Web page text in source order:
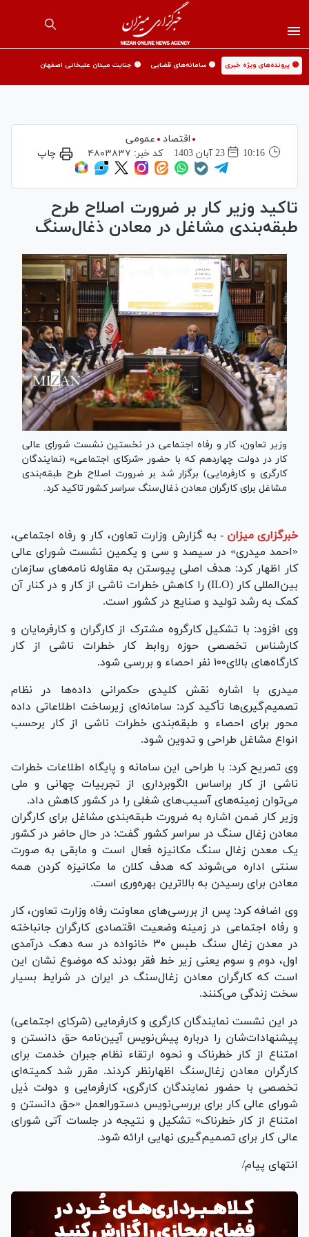
🟡 پرونده‌های ویژه خبری 🟡 سامانه‌های قضایی 🟡 جنایت میدان علیخانی اصفهان
اقتصاد
عمومی
10:16
23 آبان 1403 کد خبر: ۴۸۰۳۸۳۷ چاپ
تاکید وزیر کار بر ضرورت اصلاح طرح
طبقه‌بندی مشاغل در معادن ذغال‌سنگ
وزیر تعاون، کار و رفاه اجتماعی در نخستین نشست شورای عالی
کار در دولت چهاردهم که با حضور «شرکای اجتماعی» (نمایندگان
کارگری و کارفرمایی) برگزار شد بر ضرورت اصلاح طرح طبقه‌بندی
مشاغل برای کارگران معادن ذغال‌سنگ سراسر کشور تاکید کرد.
خبرگزاری میزان - به گزارش وزارت تعاون، کار و رفاه اجتماعی،
«احمد میدری» در سیصد و سی و یکمین نشست شورای عالی
کار اظهار کرد: هدف اصلی پیوستن به مقاوله نامه‌های سازمان
بین‌المللی کار (ILO) را کاهش خطرات ناشی از کار و در کنار آن
کمک به رشد تولید و صنایع در کشور است.
وی افزود: با تشکیل کارگروه مشترک از کارگران و کارفرمایان و
کارشناس تخصصی حوزه روابط کار خطرات ناشی از کار
کارگاه‌های بالای۱۰۰ نفر احصاء و بررسی شود.
میدری با اشاره نقش کلیدی حکمرانی داده‌ها در نظام
تصمیم‌گیری‌ها تأکید کرد: سامانه‌ای زیرساخت اطلاعاتی داده
محور برای احصاء و طبقه‌بندی خطرات ناشی از کار برحسب
انواع مشاغل طراحی و تدوین شود.
وی تصریح کرد: با طراحی این سامانه و پایگاه اطلاعات خطرات
ناشی از کار براساس الگوبرداری از تجربیات چهانی و ملی
می‌توان زمینه‌های آسیب‌های شغلی را در کشور کاهش داد.
وزیر کار ضمن اشاره به ضرورت طبقه‌بندی مشاغل برای کارگران
معادن زغال سنگ در سراسر کشور گفت: در حال حاضر در کشور
یک معدن زغال سنگ مکانیزه فعال است و مابقی به صورت
سنتی اداره می‌شوند که هدف کلان ما مکانیزه کردن همه
معادن برای رسیدن به بالاترین بهره‌وری است.
وی اضافه کرد: پس از بررسی‌های معاونت رفاه وزارت تعاون، کار
و رفاه اجتماعی در زمینه وضعیت اقتصادی کارگران جانباخته
در معدن زغال سنگ طبس ۳۰ خانواده در سه دهک درآمدی
اول، دوم و سوم یعنی زیر خط فقر بودند که موضوع نشان این
است که کارگران معادن زغال‌سنگ در ایران در شرایط بسیار
سخت زندگی می‌کنند.
در این نشست نمایندگان کارگری و کارفرمایی (شرکای اجتماعی)
پیشنهادات‌شان را درباره پیش‌نویس آیین‌نامه حق دانستن و
امتناع از کار خطرناک و نحوه ارتقاء نظام جبران خدمت برای
کارگران معادن زغال‌سنگ اظهار‌نظر کردند. مقرر شد کمیته‌ای
تخصصی با حضور نمایندگان کارگری، کارفرمایی و دولت ذیل
شورای عالی کار برای بررسی‌نویس دستورالعمل «حق دانستن و
امتناع از کار خطرناک» تشکیل و نتیجه در جلسات آتی شورای
عالی کار برای تصمیم‌گیری نهایی ارائه شود.
انتهای پیام/